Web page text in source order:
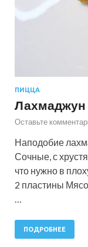
ПИЦЦА
Лахмаджун
Оставьте
Наподобие
Сочные, с
что нужно в
2 пластины Мясо
ПОДРОБНЕЕ